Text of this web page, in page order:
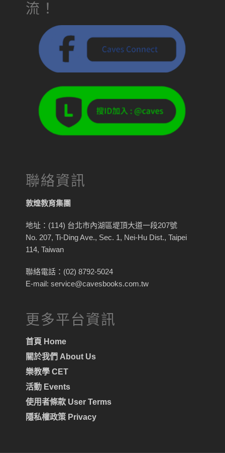
流！
聯絡資訊
敦煌教育集團
地址：(114) 台北市內湖區堤頂大道一段207號
No. 207, Ti-Ding Ave., Sec. 1, Nei-Hu Dist., Taipei
114, Taiwan
聯絡電話：(02) 8792-5024
E-mail: service@cavesbooks.com.tw
更多平台資訊
首頁 Home
關於我們 About Us
樂教學 CET
活動 Events
使用者條款 User Terms
隱私權政策 Privacy